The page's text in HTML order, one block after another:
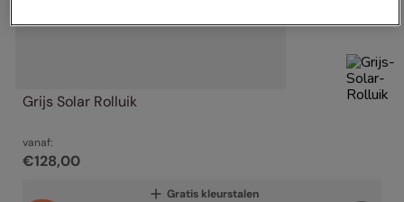
Grijs Solar Rolluik
vanaf:
€128,00
Gratis kleurstalen